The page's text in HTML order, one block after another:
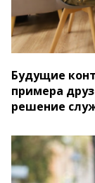
Будущие
примера
решение